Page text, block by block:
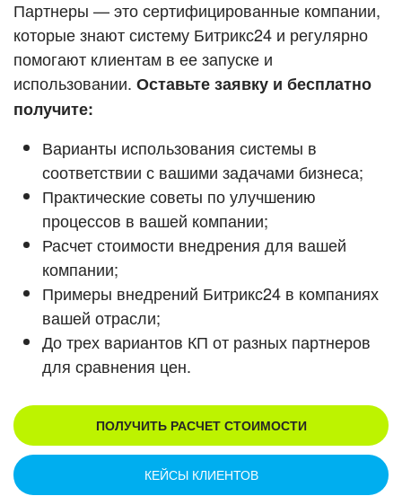
ВХОД
ВХОД
Смотреть видеокейсы
Партнеры — это сертифицированные компании,
которые знают систему Битрикс24 и регулярно
помогают клиентам в ее запуске и
использовании. Оставьте заявку и бесплатно
получите:
Варианты использования системы в
соответствии с вашими задачами бизнеса;
Практические советы по улучшению
процессов в вашей компании;
Расчет стоимости внедрения для вашей
компании;
Примеры внедрений Битрикс24 в компаниях
вашей отрасли;
До трех вариантов КП от разных партнеров
для сравнения цен.
ПОЛУЧИТЬ РАСЧЕТ СТОИМОСТИ
КЕЙСЫ КЛИЕНТОВ